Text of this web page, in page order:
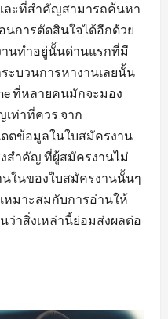
ละที่สำคัญสามารถค้นหา
การตัดสินใจได้อีกด้วย
นทำอยู่นั้นด่านแรกที่มี
ะบวนการหางานเลยนั้น
ที่หลายคนมักจะมอง
ท่าที่ควร จาก
ตข้อมูลในใบสมัครงาน
สำคัญ ที่ผู้สมัครงานไม่
ในของใบสมัครงานนั้นๆ
มาะสมกับการอ่านให้
ว่าสิ่งเหล่านี้ย่อมส่งผลต่อ